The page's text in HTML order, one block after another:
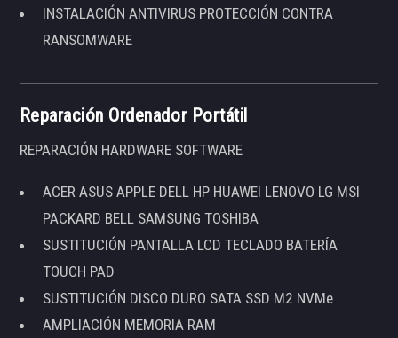
INSTALACIÓN ANTIVIRUS PROTECCIÓN CONTRA
RANSOMWARE
Reparación Ordenador Portátil
REPARACIÓN HARDWARE SOFTWARE
ACER ASUS APPLE DELL HP HUAWEI LENOVO LG MSI
PACKARD BELL SAMSUNG TOSHIBA
SUSTITUCIÓN PANTALLA LCD TECLADO BATERÍA
TOUCH PAD
SUSTITUCIÓN DISCO DURO SATA SSD M2 NVMe
AMPLIACIÓN MEMORIA RAM